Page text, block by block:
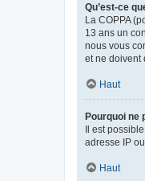
Qu’est-ce
La COPPA
13 ans un
nous vous
et ne doivent
Haut
Pourquoi ne
Il est
adresse IP
Haut